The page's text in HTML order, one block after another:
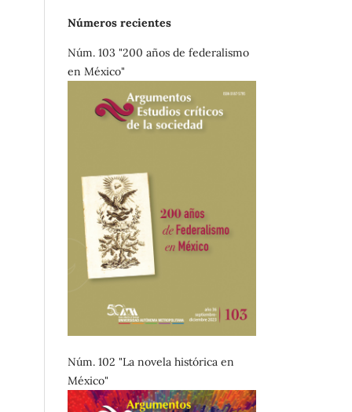
Números recientes
Núm. 103 "200 años de federalismo
en México"
Núm. 102 "La novela histórica en
México"